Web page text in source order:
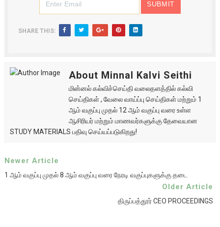
SHARE THIS:
About Minnal Kalvi Seithi
மின்னல் கல்விச்செய்தி வலைதளத்தில் கல்வி
செய்திகள் , வேலை வாய்ப்பு செய்திகள் மற்றும் 1
ஆம் வகுப்பு முதல் 12 ஆம் வகுப்பு வரை உள்ள
ஆசிரியர் மற்றும் மாணவர்களுக்கு தேவையான
STUDY MATERIALS பதிவு செய்யப்படுகிறது!
Newer Article
1 ஆம் வகுப்பு முதல் 8 ஆம் வகுப்பு வரை நேரடி வகுப்புகளுக்கு தடை
Older Article
திருப்பத்தூர் CEO PROCEEDINGS